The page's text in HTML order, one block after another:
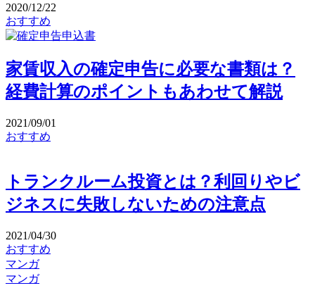
2020/12/22
おすすめ
家賃収入の確定申告に必要な書類は？
経費計算のポイントもあわせて解説
2021/09/01
おすすめ
トランクルーム投資とは？利回りやビ
ジネスに失敗しないための注意点
2021/04/30
おすすめ
マンガ
マンガ